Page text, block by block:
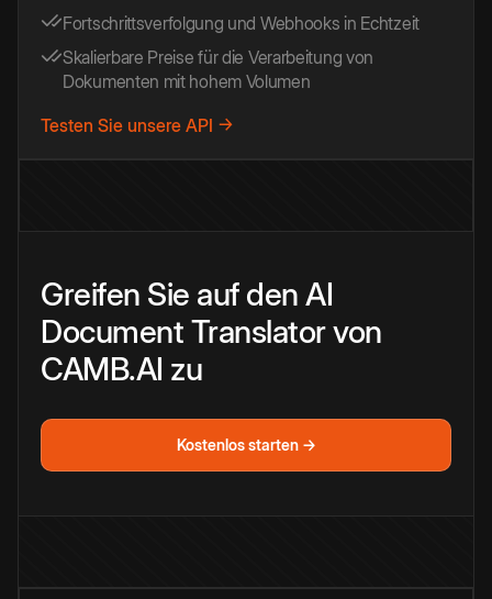
Fortschrittsverfolgung und Webhooks in Echtzeit
Skalierbare Preise für die Verarbeitung von
Dokumenten mit hohem Volumen
Testen Sie unsere API →
Greifen Sie auf den AI
Document Translator von
CAMB.AI zu
Kostenlos starten →